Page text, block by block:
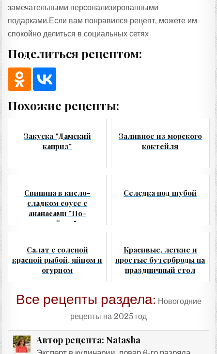
замечательными персонализированными
подарками.Если вам понравился рецепт, можете им
спокойно делиться в социальных сетях
Поделиться рецептом:
Похожие рецепты:
Закуска "Дамский
каприз"
Заливное из морского
коктейля
Свинина в кисло-
сладком соусе с
ананасами "По-
китайски"
Селедка под шубой
Салат с соленой
красной рыбой, яйцом и
огурцом
Красивые, легкие и
простые бутерброды на
праздничный стол
Все рецепты раздела: Новогодние
рецепты на 2025 год
Автор рецепта: Natasha